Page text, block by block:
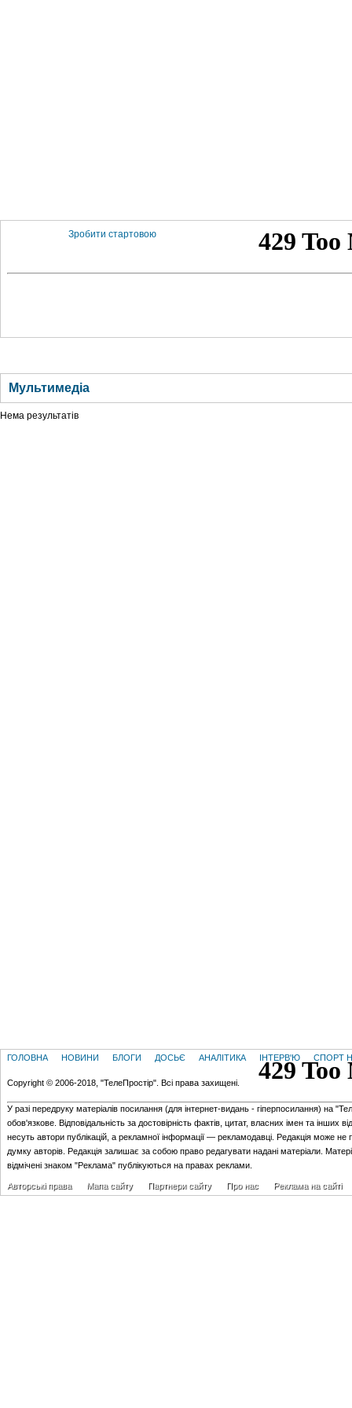
Зробити стартовою
Мультимедіа
Нема результатів
ГОЛОВНА НОВИНИ БЛОГИ ДОСЬЄ АНАЛІТИКА ІНТЕРВ'Ю СПОРТ
Copyright © 2006-2018, "ТелеПростір". Всі права захищені.
У разі передруку матеріалів посилання (для iнтернет-видань - гiперпосилання) на
обов'язкове. Відповідальність за достовірність фактів, цитат, власних імен та інших
несуть автори публікацій, а рекламної інформації — рекламодавці. Редакція може не
думку авторів. Редакція залишає за собою право редагувати надані матеріали.
відмічені знаком "Реклама" публікуються на правах реклами.
Авторські права Мапа сайту Партнери сайту Про нас Реклама на сайті